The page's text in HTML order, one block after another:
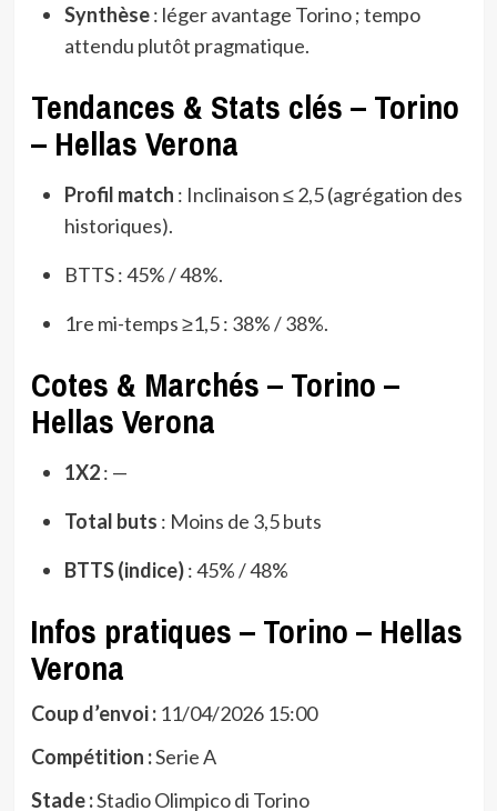
Synthèse: léger avantage Torino ; tempo
attendu plutôt pragmatique.
Tendances & Stats clés – Torino
– Hellas Verona
Profil match : Inclinaison ≤ 2,5 (agrégation des
historiques).
BTTS : 45% / 48%.
1re mi-temps ≥1,5 : 38% / 38%.
Cotes & Marchés – Torino –
Hellas Verona
1X2: —
Total buts : Moins de 3,5 buts
BTTS (indice): 45% / 48%
Infos pratiques – Torino – Hellas
Verona
Coup d’envoi :11/04/2026 15:00
Compétition :Serie A
Stade :Stadio Olimpico di Torino